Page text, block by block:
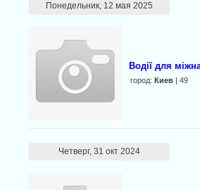
Понедельник, 12 мая 2025
Водії для
город: Киев| 49
Четверг, 31 окт 2024